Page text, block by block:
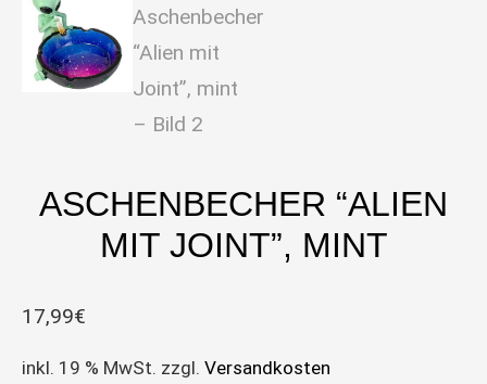
ASCHENBECHER “ALIEN
MIT JOINT”, MINT
17,99€
inkl. 19 % MwSt. zzgl. Versandkosten